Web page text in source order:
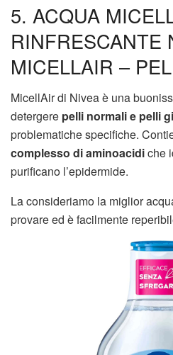
5. ACQUA
RINFRESCANTE
MICELLAIR –
MicellAir di Nivea è una
detergere pelli normali e pelli
problematiche specifiche.
complesso di aminoacidiche
purificano l’epidermide.
La consideriamo la miglior
provare ed è facilmente